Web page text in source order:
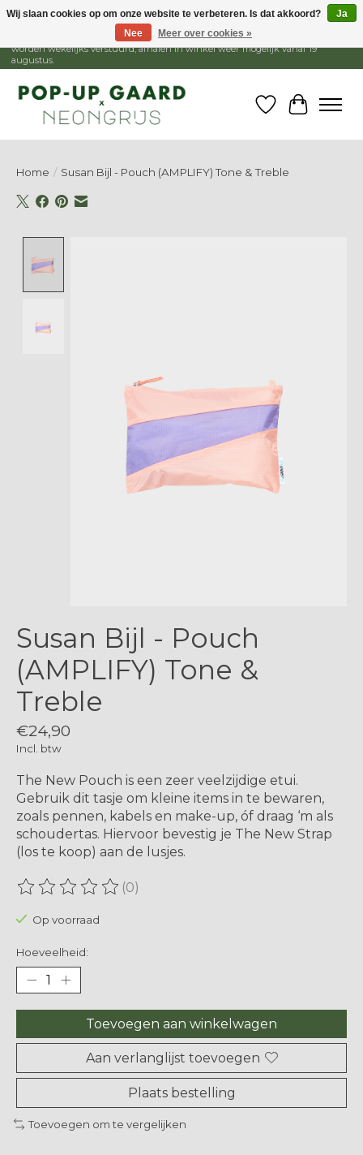
1 - 15 augustus is de winkel gesloten, webshop blijft open. Bestellingen
worden wekelijks verstuurd, afhalen in winkel weer mogelijk vanaf 19
augustus.
Verlanglijst
Home / Susan Bijl - Pouch (AMPLIFY) Tone & Treble
Susan Bijl - Pouch
(AMPLIFY) Tone &
Treble
€24,90
Incl. btw
The New Pouch is een zeer veelzijdige etui.
Gebruik dit tasje om kleine items in te bewaren,
zoals pennen, kabels en make-up, óf draag ‘m als
schoudertas. Hiervoor bevestig je The New Strap
(los te koop) aan de lusjes.
De beoordeling van dit product is
(0)
Op voorraad
Hoeveelheid:
Toevoegen aan winkelwagen
Aan verlanglijst toevoegen
Plaats bestelling
Toevoegen om te vergelijken
Wij slaan cookies op om onze website te verbeteren. Is dat akkoord?
Ja
Nee
Meer over cookies »